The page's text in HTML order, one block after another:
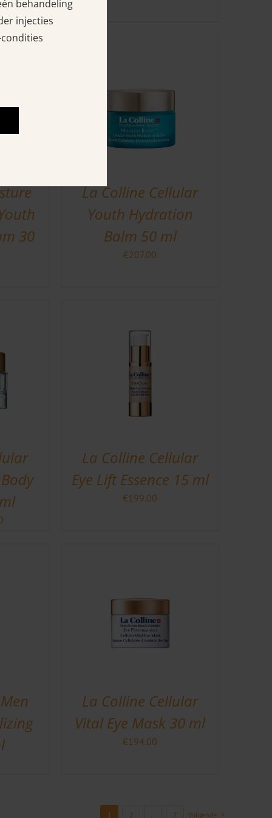
30
La Colline Cellular
Youth Hydration
Balm 50 ml
€207.00
La Colline Cellular
Eye Lift Essence 15 ml
€199.00
La Colline Cellular
Vital Eye Mask 30 ml
€194.00
1 2 7 Volgende
behandeling
injecties